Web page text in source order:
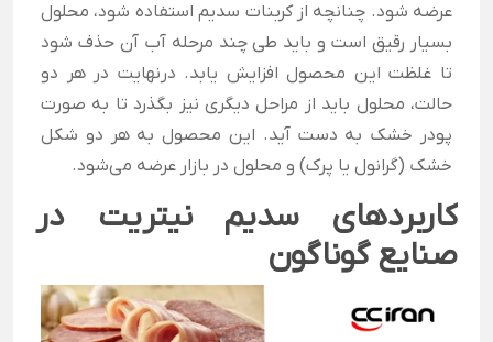
عرضه شود. چنانچه از کربنات سدیم استفاده شود، محلول
بسیار رقیق است و باید طی چند مرحله آب آن حذف شود
تا غلظت این محصول افزایش یابد. درنهایت در هر دو
حالت، محلول باید از مراحل دیگری نیز بگذرد تا به صورت
پودر خشک به دست آید. این محصول به هر دو شکل
خشک (گرانول یا پرک) و محلول در بازار عرضه می‌شود.
کاربردهای سدیم نیتریت در
صنایع گوناگون